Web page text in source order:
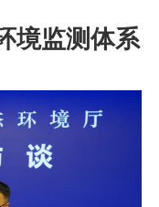
境监测体系